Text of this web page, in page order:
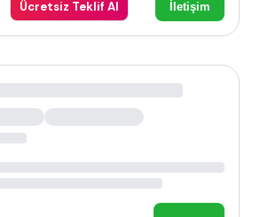
Ücretsiz Teklif Al İletişim